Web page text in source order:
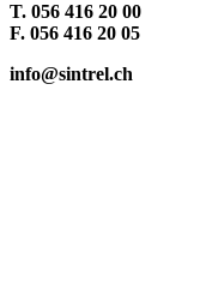
T. 056 416 20 00
F. 056 416 20 05
info@sintrel.ch